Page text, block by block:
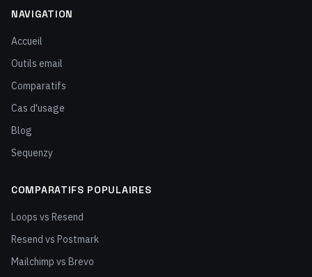
NAVIGATION
Accueil
Outils email
Comparatifs
Cas d'usage
Blog
Sequenzy
COMPARATIFS POPULAIRES
Loops vs Resend
Resend vs Postmark
Mailchimp vs Brevo